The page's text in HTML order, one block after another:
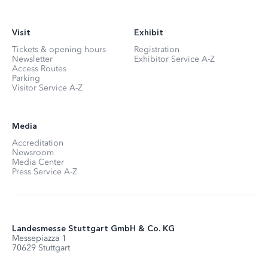
Visit
Tickets & opening hours
Newsletter
Access Routes
Parking
Visitor Service A-Z
Exhibit
Registration
Exhibitor Service A-Z
Media
Accreditation
Newsroom
Media Center
Press Service A-Z
Landesmesse Stuttgart GmbH & Co. KG
Messepiazza 1
70629 Stuttgart